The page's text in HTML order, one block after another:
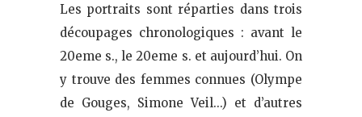
Les portraits sont réparties dans trois
découpages chronologiques : avant le
20eme s., le 20eme s. et aujourd’hui. On
y trouve des femmes connues (Olympe
de Gouges, Simone Veil…) et d’autres